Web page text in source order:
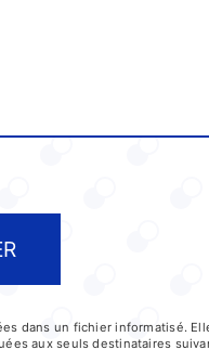
dans un fichier informatisé.
aux seuls destinataires